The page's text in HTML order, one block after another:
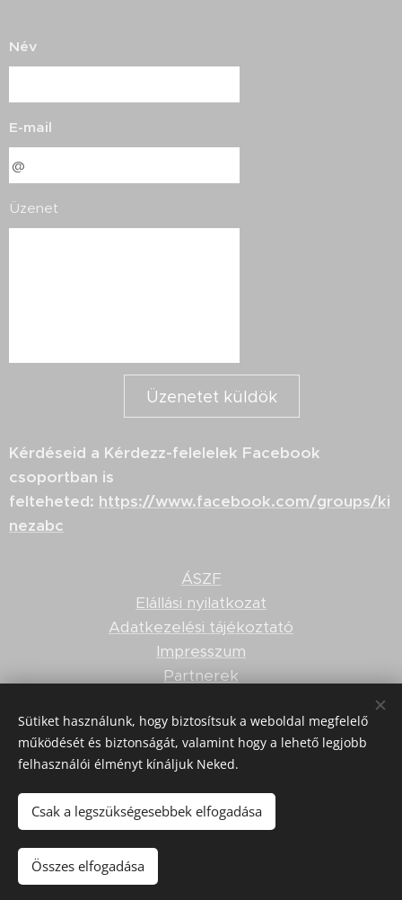
Név
E-mail
Üzenet
Üzenetet küldök
Kérdéseid a Kérdezz-felelelek Facebook
csoportban is
felteheted: https://www.facebook.com/groups/ki
nezabc
ÁSZF
Elállási nyilatkozat
Adatkezelési tájékoztató
Impresszum
Partnerek
Felnőttképzési nyilvántartási szám: B/2020/001506
© 2019 Pisták Dóra szakosodott kineziológus, Touch
Minden jog fenntartva.
Az oldalt a Webnode
Sütiket használunk, hogy biztosítsuk a weboldal megfelelő
működését és biztonságát, valamint hogy a lehető legjobb
felhasználói élményt kínáljuk Neked.
Csak a legszükségesebbek elfogadása
Összes elfogadása